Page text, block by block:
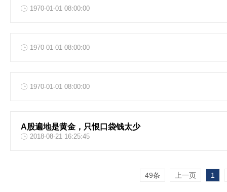
1970-01-01 08:00:00
1970-01-01 08:00:00
1970-01-01 08:00:00
A股遍地是黄金，只恨口袋钱太少
2018-08-21 16:25:45
49条 上一页 1